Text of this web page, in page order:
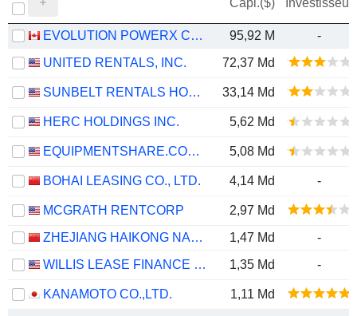
Capi.($) Investisseur
EVOLUTION POWERX CORP. 95,92 M
-
UNITED RENTALS, INC.
72,37 Md
SUNBELT RENTALS HOLDINGS, INC. 33,14 Md
HERC HOLDINGS INC. 5,62 Md
EQUIPMENTSHARE.COM INC. 5,08 Md
BOHAI LEASING CO., LTD. 4,14 Md -
MCGRATH RENTCORP
2,97 Md
ZHEJIANG HAIKONG NANKE HUATIE DIGITAL INTELLIGENCE AND TECHNOLOGY CO., LTD.
1,47 Md
-
WILLIS LEASE FINANCE CORPORATION
1,35 Md -
KANAMOTO CO.,LTD. 1,11 Md